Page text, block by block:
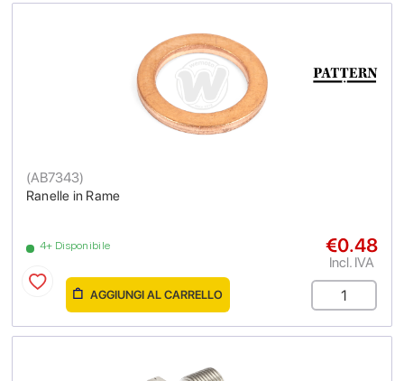
Ranelle in Rame
(AB7343)
4+ Disponibile €0.48
Incl. IVA
AGGIUNGI AL CARRELLO